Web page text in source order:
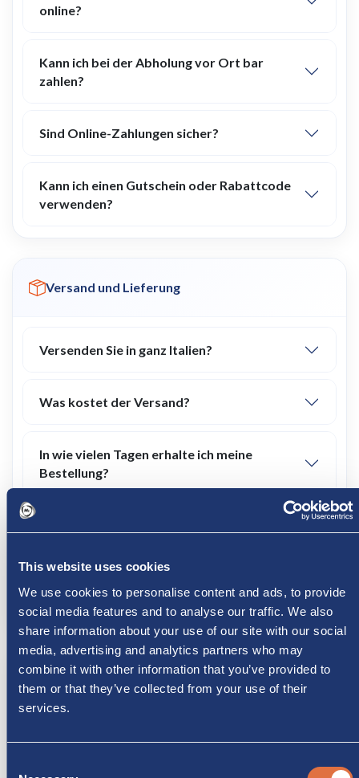
This website uses cookies
We use cookies to personalise content and ads, to provide
social media features and to analyse our traffic. We also
share information about your use of our site with our social
media, advertising and analytics partners who may
combine it with other information that you’ve provided to
them or that they’ve collected from your use of their
services.
online?
Kann ich bei der Abholung vor Ort bar
zahlen?
Sind Online-Zahlungen sicher?
Kann ich einen Gutschein oder Rabattcode
verwenden?
Versand und Lieferung
Versenden Sie in ganz Italien?
Was kostet der Versand?
In wie vielen Tagen erhalte ich meine
Bestellung?
Versenden Sie auch ins Ausland?
Rückgaben, Erstattungen und Kundendienst
Kann ich ein Produkt zurückgeben, wenn ich